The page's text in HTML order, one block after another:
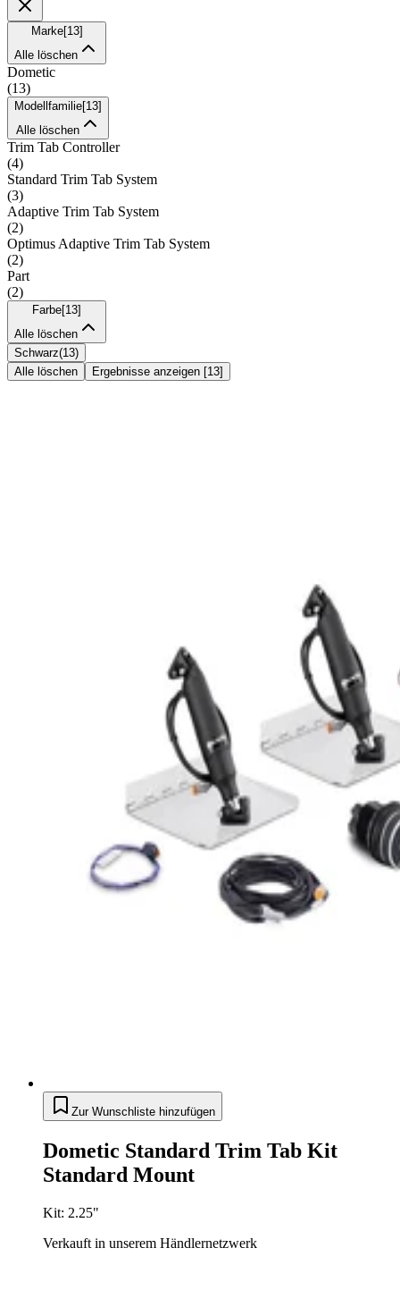
Marke[13]
Alle löschen
Dometic
(13)
Modellfamilie[13]
Alle löschen
Trim Tab Controller
(4)
Standard Trim Tab System
(3)
Adaptive Trim Tab System
(2)
Optimus Adaptive Trim Tab System
(2)
Part
(2)
Farbe[13]
Alle löschen
Schwarz(13)
Alle löschen
Ergebnisse anzeigen [13]
Zur Wunschliste hinzufügen
Dometic Standard Trim Tab Kit
Standard Mount
Kit: 2.25"
Verkauft in unserem Händlernetzwerk